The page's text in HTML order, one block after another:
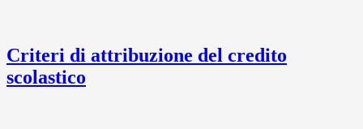
Criteri di attribuzione del credito
scolastico